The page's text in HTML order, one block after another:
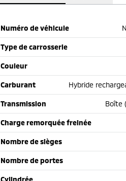
Numéro de véhicule
Type de carrosserie
Couleur
Carburant Hybride
Transmission Boîte
Charge remorquée freinée
Nombre de sièges
Nombre de portes
Cylindrée